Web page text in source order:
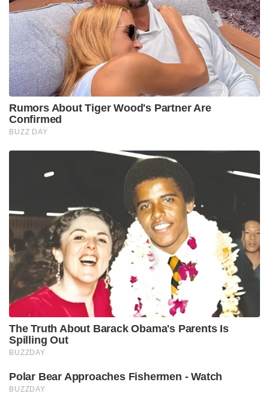
Rumors About Tiger Wood's Partner Are
Confirmed
BUZZ DAY
The Truth About Barack Obama's Parents Is
Spilling Out
BUZZDAY
Polar Bear Approaches Fishermen - Watch
BUZZDAY